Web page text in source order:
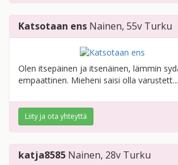
Katsotaan ens Nainen, 55v Turku
Olen itsepäinen ja itsenäinen, lämmin
empaattinen. Mieheni saisi olla varustett...
Liity ja ota yhteyttä
katja8585 Nainen, 28v Turku